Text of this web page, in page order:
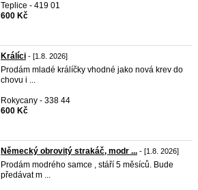
Teplice - 419 01
600 Kč
Králíci - [1.8. 2026]
Prodám mladé králíčky vhodné jako nová krev do
chovu i ...
Rokycany - 338 44
600 Kč
Německý obrovitý strakáč, modr ... - [1.8. 2026]
Prodám modrého samce , stáří 5 měsíců. Bude
předávat m ...